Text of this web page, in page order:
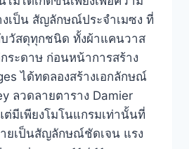
เป็น สัญลักษณ์ประจำเมซง ที่
วัสดุทุกชนิด ทั้งผ้าแคนวาส
ระดาษ ก่อนหน้าการสร้าง
ได้ทดลองสร้างเอกลักษณ์
ลวดลายตาราง Damier
มีเพียงโมโนแกรมเท่านั้นที่
ยเป็นสัญลักษณ์ชัดเจน แรง